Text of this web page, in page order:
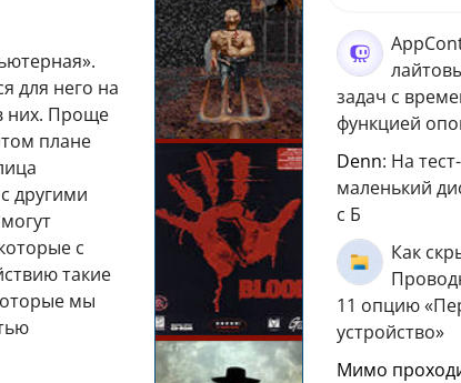
для него на
них. Проще
плане
другими
с
такие
мы
задач с
функцией
Denn: На
маленький
с Б
Как
11 опцию
устройство»
мимо